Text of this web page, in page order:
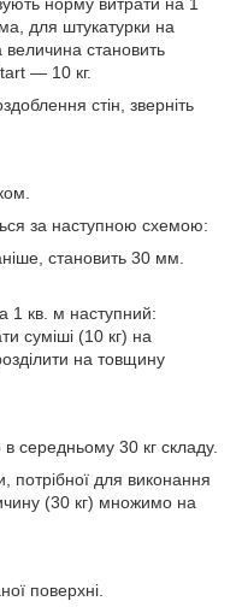
для штукатурки на
величина становить
― 10 кг.
стін, зверніть
за наступною схемою:
становить 30 мм.
1 кв. м наступний:
суміші (10 кг) на
на товщину
середньому 30 кг складу.
потрібної для виконання
(30 кг) множимо на
поверхні.